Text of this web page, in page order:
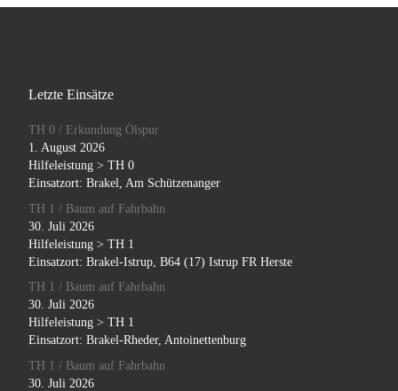
Letzte Einsätze
TH 0 / Erkundung Ölspur
1. August 2026
Hilfeleistung > TH 0
Einsatzort: Brakel, Am Schützenanger
TH 1 / Baum auf Fahrbahn
30. Juli 2026
Hilfeleistung > TH 1
Einsatzort: Brakel-Istrup, B64 (17) Istrup FR Herste
TH 1 / Baum auf Fahrbahn
30. Juli 2026
Hilfeleistung > TH 1
Einsatzort: Brakel-Rheder, Antoinettenburg
TH 1 / Baum auf Fahrbahn
30. Juli 2026